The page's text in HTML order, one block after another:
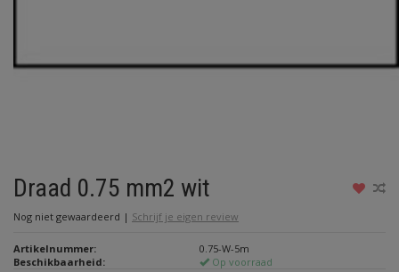
Draad 0.75 mm2 wit
Nog niet gewaardeerd | Schrijf je eigen review
Artikelnummer:
0.75-W-5m
Beschikbaarheid:
Op voorraad